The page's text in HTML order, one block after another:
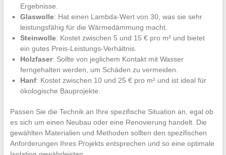
Ergebnisse.
Glaswolle: Hat einen Lambda-Wert von 30, was sie sehr
leistungsfähig für die Wärmedämmung macht.
Steinwolle: Kostet zwischen 5 und 15 € pro m² und bietet
ein gutes Preis-Leistungs-Verhältnis.
Holzfaser: Sollte von jeglichem Kontakt mit Wasser
ferngehalten werden, um Schäden zu vermeiden.
Hanf: Kostet zwischen 10 und 25 € pro m² und ist ideal für
ökologische Bauprojekte.
Passen Sie die Technik an Ihre spezifische Situation an, egal ob
es sich um einen Neubau oder eine Renovierung handelt. Die
gewählten Materialien und Methoden sollten den spezifischen
Anforderungen Ihres Projekts entsprechen und so eine optimale